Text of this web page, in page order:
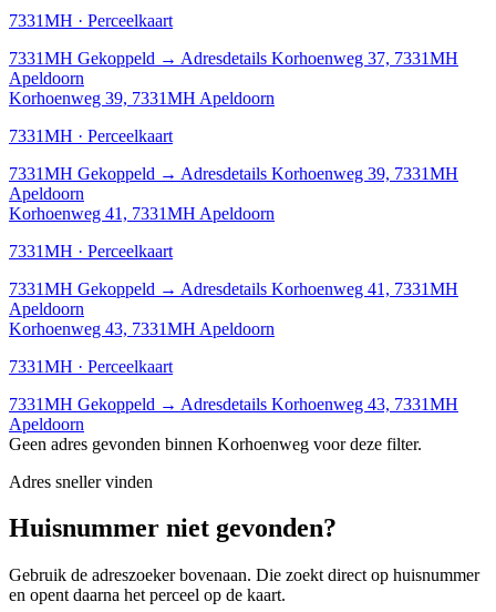
7331MH · Perceelkaart
7331MH Gekoppeld → Adresdetails Korhoenweg 37, 7331MH
Apeldoorn
Korhoenweg 39, 7331MH Apeldoorn
7331MH · Perceelkaart
7331MH Gekoppeld → Adresdetails Korhoenweg 39, 7331MH
Apeldoorn
Korhoenweg 41, 7331MH Apeldoorn
7331MH · Perceelkaart
7331MH Gekoppeld → Adresdetails Korhoenweg 41, 7331MH
Apeldoorn
Korhoenweg 43, 7331MH Apeldoorn
7331MH · Perceelkaart
7331MH Gekoppeld → Adresdetails Korhoenweg 43, 7331MH
Apeldoorn
Geen adres gevonden binnen Korhoenweg voor deze filter.
Adres sneller vinden
Huisnummer niet gevonden?
Gebruik de adreszoeker bovenaan. Die zoekt direct op huisnummer
en opent daarna het perceel op de kaart.